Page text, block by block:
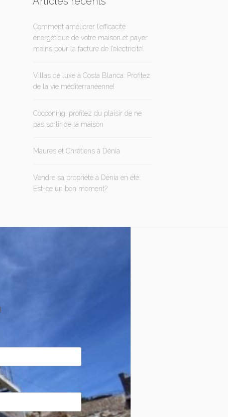
Comment améliorer l’efficacité
énergétique de votre maison et payer
moins pour la facture de l’électricité!
Villas de luxe à Costa Blanca: Profitez
de la vie méditerranéenne!
Cocooning, profitez du plaisir de ne
pas sortir de la maison
Maures et Chrétiens à Dénia
Vendre sa propriété à Dénia en été:
Est-ce un bon moment?